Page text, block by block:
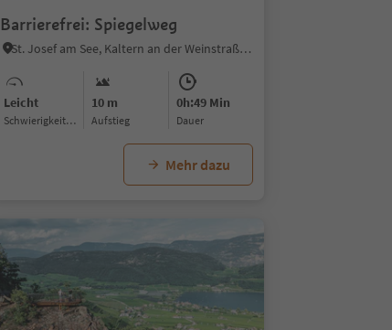
Barrierefrei: Spiegelweg
St. Josef am See, Kaltern an der Weinstraße, Südtiroler Weinstraße
Leicht
Schwierigkeitsgrad
10 m
Aufstieg
0h:49 Min
Dauer
Mehr dazu